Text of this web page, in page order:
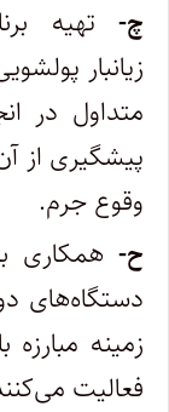
چ- تهیه
زیانبار
متداول در
پیشگیری از
وقوع جرم.
ح- همکاری
دستگاه‌های
زمینه
فعالیت